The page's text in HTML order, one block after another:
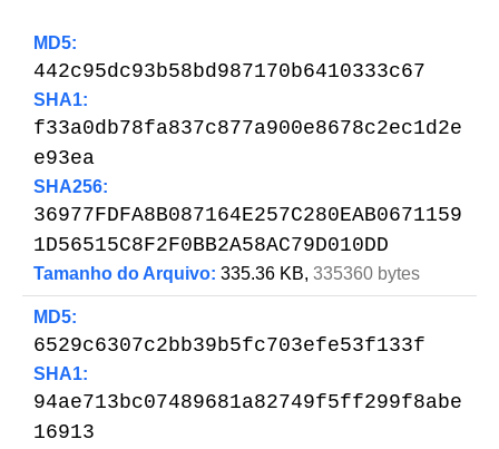
MD5:
442c95dc93b58bd987170b6410333c67
SHA1:
f33a0db78fa837c877a900e8678c2ec1d2e
e93ea
SHA256:
36977FDFA8B087164E257C280EAB0671159
1D56515C8F2F0BB2A58AC79D010DD
Tamanho do Arquivo: 335.36 KB, 335360 bytes
MD5:
6529c6307c2bb39b5fc703efe53f133f
SHA1:
94ae713bc07489681a82749f5ff299f8abe
16913